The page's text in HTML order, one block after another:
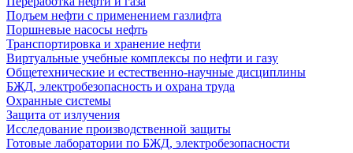
Подъем нефти с применением газлифта
Поршневые насосы нефть
Транспортировка и хранение нефти
Виртуальные учебные комплексы по нефти и газу
Общетехнические и естественно-научные дисциплины
БЖД, электробезопасность и охрана труда
Охранные системы
Защита от излучения
Исследование производственной защиты
Готовые лаборатории по БЖД, электробезопасности